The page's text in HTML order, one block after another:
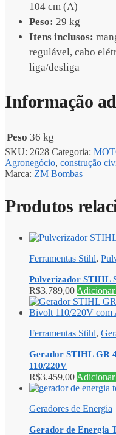
104 cm (A)
Peso: 29 kg
Itens inclusos:
regulável, cabo
liga/desliga
Informação
Peso 36 kg
SKU: 2628 Categoria:
Agronegócio, construção
Marca: ZM Bombas
Produtos
Ferramentas Stihl,
Pulverizador STIHL
R$3.789,00
Ferramentas Stihl,
Gerador STIHL GR
110/220V
R$3.459,00
Geradores de Energia
Gerador de Energia